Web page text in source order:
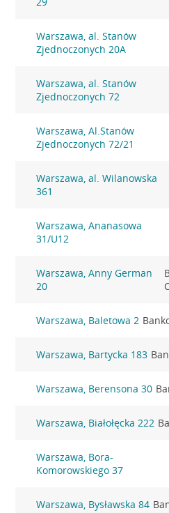
Warszawa, al. Stanów
Zjednoczonych 20A
Warszawa, al. Stanów
Zjednoczonych 72
Warszawa, Al.Stanów
Zjednoczonych 72/21
Warszawa, al. Wilanowska
361
Warszawa, Ananasowa
31/U12
Warszawa, Anny German
20
Warszawa, Baletowa 2
Warszawa, Bartycka 183
Warszawa, Berensona 30
Warszawa, Białołęcka 222
Warszawa, Bora-
Komorowskiego 37
Warszawa, Bysławska 84